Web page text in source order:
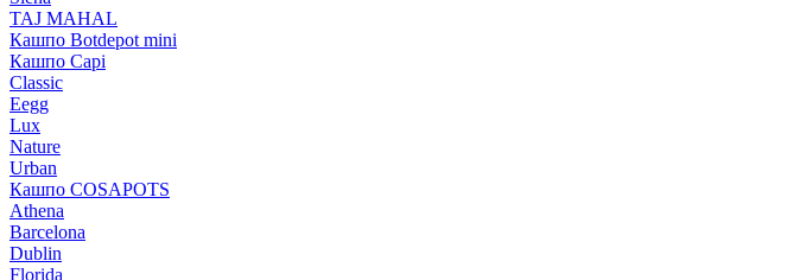
TAJ MAHAL
Кашпо Botdepot mini
Кашпо Capi
Classic
Eegg
Lux
Nature
Urban
Кашпо COSAPOTS
Athena
Barcelona
Dublin
Florida